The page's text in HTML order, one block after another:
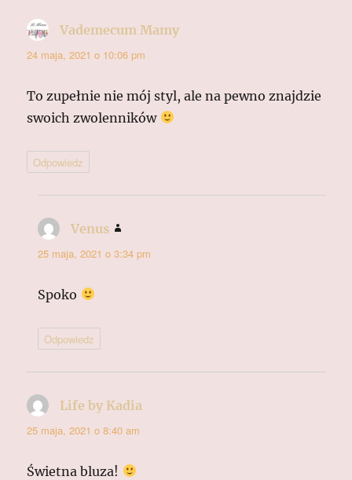
Vademecum Mamy
24 maja, 2021 o 10:06 pm
To zupełnie nie mój styl, ale na pewno znajdzie
swoich zwolenników
Odpowiedz
Venus
25 maja, 2021 o 3:34 pm
Spoko
Odpowiedz
Life by Kadia
25 maja, 2021 o 8:40 am
Świetna bluza!